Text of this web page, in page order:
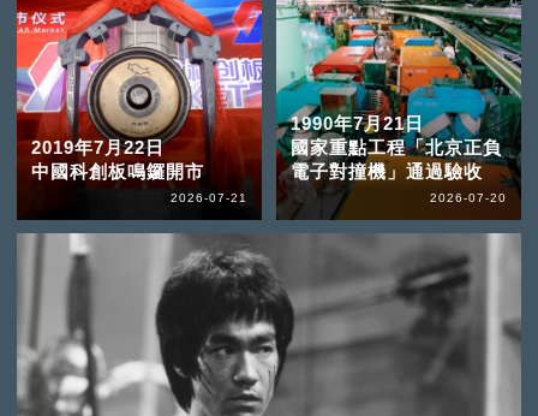
2019年7月22日
中國科創板鳴鑼開市
2026-07-21
1990年7月21日
國家重點工程「北京正負
電子對撞機」通過驗收
2026-07-20